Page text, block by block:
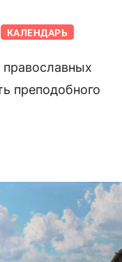
КАЛЕНДАРЬ
преподобного